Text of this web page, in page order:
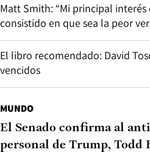
Matt Smith: “Mi principal
consistido en que sea la peor
El libro recomendado: David
vencidos
MUNDO
El Senado confirma al
personal de Trump, Todd